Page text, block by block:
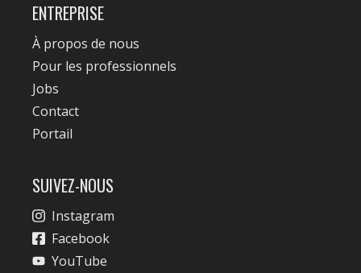
ENTREPRISE
À propos de nous
Pour les professionnels
Jobs
Contact
Portail
SUIVEZ-NOUS
Instagram
Facebook
YouTube